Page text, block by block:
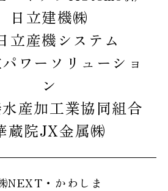
日立建機㈱
立産機システム
ワーソリューショ
ン
産加工業協同組合
蔵院JX金属㈱
NEXT・かわしま